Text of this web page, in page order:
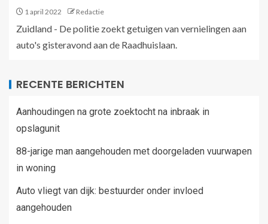
1 april 2022 Redactie
Zuidland - De politie zoekt getuigen van vernielingen aan
auto's gisteravond aan de Raadhuislaan.
RECENTE BERICHTEN
Aanhoudingen na grote zoektocht na inbraak in
opslagunit
88-jarige man aangehouden met doorgeladen vuurwapen
in woning
Auto vliegt van dijk: bestuurder onder invloed
aangehouden